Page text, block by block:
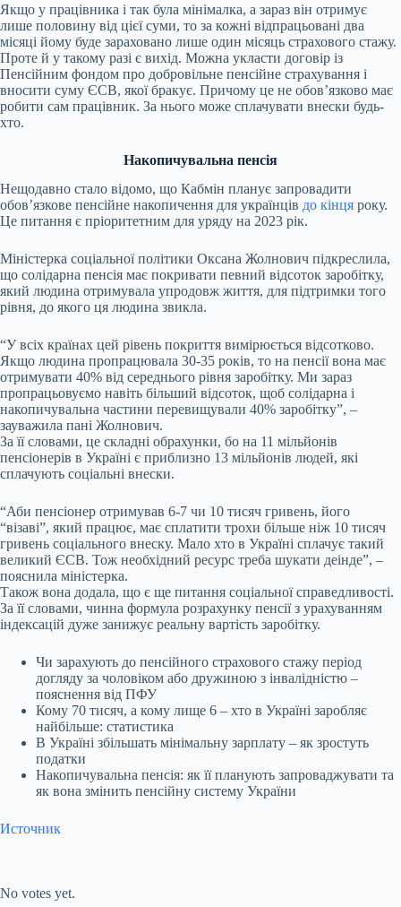
Якщо у працівника і так була мінімалка, а зараз він отримує
лише половину від цієї суми, то за кожні відпрацьовані два
місяці йому буде зараховано лише один місяць страхового стажу.
Проте й у такому разі є вихід. Можна укласти договір із
Пенсійним фондом про добровільне пенсійне страхування і
вносити суму ЄСВ, якої бракує. Причому це не обов’язково має
робити сам працівник. За нього може сплачувати внески будь-
хто.
Накопичувальна пенсія
Нещодавно стало відомо, що Кабмін планує запровадити
обов’язкове пенсійне накопичення для українців до кінця року.
Це питання є пріоритетним для уряду на 2023 рік.
Міністерка соціальної політики Оксана Жолнович підкреслила,
що солідарна пенсія має покривати певний відсоток заробітку,
який людина отримувала упродовж життя, для підтримки того
рівня, до якого ця людина звикла.
“У всіх країнах цей рівень покриття вимірюється відсотково.
Якщо людина пропрацювала 30-35 років, то на пенсії вона має
отримувати 40% від середнього рівня заробітку. Ми зараз
пропрацьовуємо навіть більший відсоток, щоб солідарна і
накопичувальна частини перевищували 40% заробітку”, –
зауважила пані Жолнович.
За її словами, це складні обрахунки, бо на 11 мільйонів
пенсіонерів в Україні є приблизно 13 мільйонів людей, які
сплачують соціальні внески.
“Аби пенсіонер отримував 6-7 чи 10 тисяч гривень, його
“візаві”, який працює, має сплатити трохи більше ніж 10 тисяч
гривень соціального внеску. Мало хто в Україні сплачує такий
великий ЄСВ. Тож необхідний ресурс треба шукати деінде”, –
пояснила міністерка.
Також вона додала, що є ще питання соціальної справедливості.
За її словами, чинна формула розрахунку пенсії з урахуванням
індексацій дуже занижує реальну вартість заробітку.
Чи зарахують до пенсійного страхового стажу період
догляду за чоловіком або дружиною з інвалідністю –
пояснення від ПФУ
Кому 70 тисяч, а кому лище 6 – хто в Україні заробляє
найбільше: статистика
В Україні збільшать мінімальну зарплату – як зростуть
податки
Накопичувальна пенсія: як її планують запроваджувати та
як вона змінить пенсійну систему України
Источник
No votes yet.